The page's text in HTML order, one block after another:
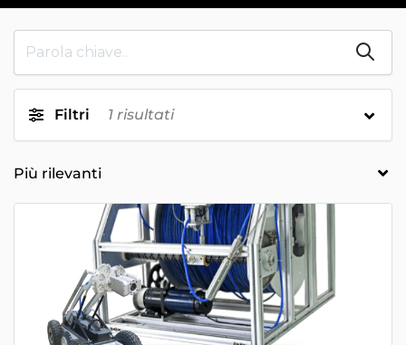
Filtri 1 risultati